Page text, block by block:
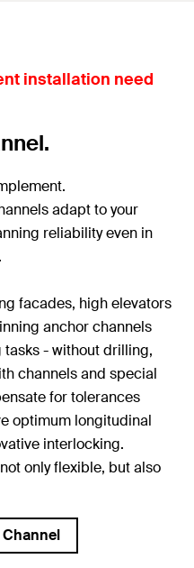
installation need
adapt to your
reliability even in
facades, high elevators
anchor channels
- without drilling,
channels and special
for tolerances
optimum longitudinal
interlocking.
only flexible, but also